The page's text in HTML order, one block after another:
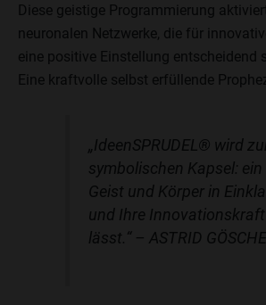
Diese geistige Programmierung
neuronalen Netzwerke, die für
eine positive Einstellung entscheidend
Eine kraftvolle selbst erfüllende
„IdeenSPRUDEL® wird
symbolischen Kapsel:
Geist und Körper in
und Ihre
lässt.“– ASTRID